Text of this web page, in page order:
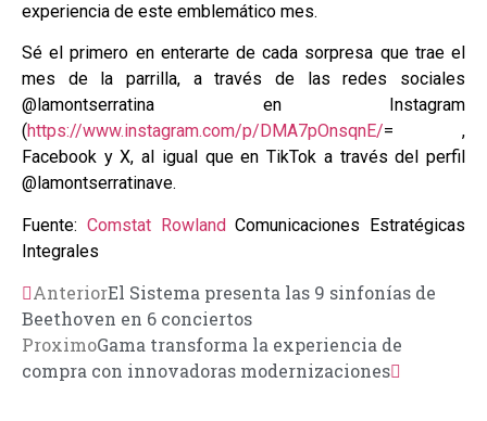
experiencia de este emblemático mes.
Sé el primero en enterarte de cada sorpresa que trae el
mes de la parrilla, a través de las redes sociales
@lamontserratina en Instagram
(https://www.instagram.com/p/DMA7pOnsqnE/= ,
Facebook y X, al igual que en TikTok a través del perfil
@lamontserratinave.
Fuente: Comstat RowlandComunicaciones Estratégicas
Integrales
AnteriorEl Sistema presenta las 9 sinfonías de
Beethoven en 6 conciertos
ProximoGama transforma la experiencia de
compra con innovadoras modernizaciones